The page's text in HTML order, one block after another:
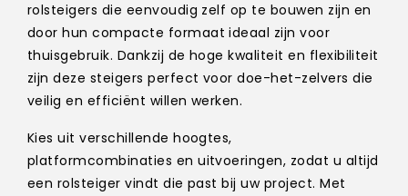
rolsteigers die eenvoudig zelf op te bouwen zijn en
door hun compacte formaat ideaal zijn voor
thuisgebruik. Dankzij de hoge kwaliteit en flexibiliteit
zijn deze steigers perfect voor doe-het-zelvers die
veilig en efficiënt willen werken.
Kies uit verschillende hoogtes,
platformcombinaties en uitvoeringen, zodat u altijd
een rolsteiger vindt die past bij uw project. Met